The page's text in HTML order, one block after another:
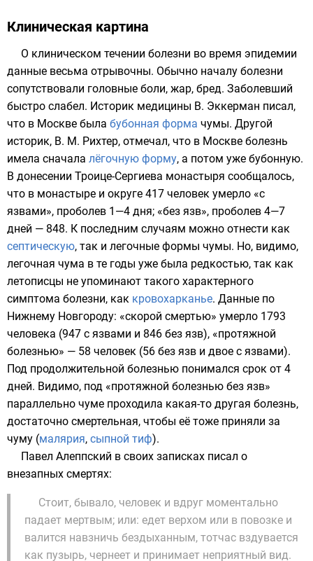
Клиническая картина
О клиническом течении болезни во время эпидемии
данные весьма отрывочны. Обычно началу болезни
сопутствовали головные боли, жар, бред. Заболевший
быстро слабел. Историк медицины В. Эккерман писал,
что в Москве была бубонная форма чумы. Другой
историк, В. М. Рихтер, отмечал, что в Москве болезнь
имела сначала лёгочную форму, а потом уже бубонную.
В донесении Троице-Сергиева монастыря сообщалось,
что в монастыре и округе 417 человек умерло «с
язвами», проболев 1—4 дня; «без язв», проболев 4—7
дней — 848. К последним случаям можно отнести как
септическую, так и легочные формы чумы. Но, видимо,
легочная чума в те годы уже была редкостью, так как
летописцы не упоминают такого характерного
симптома болезни, как кровохарканье. Данные по
Нижнему Новгороду: «скорой смертью» умерло 1793
человека (947 с язвами и 846 без язв), «протяжной
болезнью» — 58 человек (56 без язв и двое с язвами).
Под продолжительной болезнью понимался срок от 4
дней. Видимо, под «протяжной болезнью без язв»
параллельно чуме проходила какая-то другая болезнь,
достаточно смертельная, чтобы её тоже приняли за
чуму (малярия, сыпной тиф).
Павел Алеппский в своих записках писал о
внезапных смертях:
Стоит, бывало, человек и вдруг моментально
падает мертвым; или: едет верхом или в повозке и
валится навзничь бездыханным, тотчас вздувается
как пузырь, чернеет и принимает неприятный вид.